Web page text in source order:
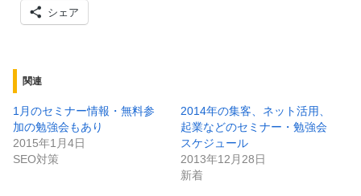
シェア
関連
1月のセミナー情報・無料参
加の勉強会もあり
2015年1月4日
SEO対策
2014年の集客、ネット活用、
起業などのセミナー・勉強会
スケジュール
2013年12月28日
新着